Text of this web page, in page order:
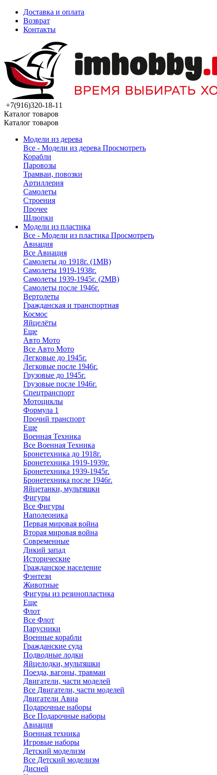
Доставка и оплата
Возврат
Контакты
+7(916)320-18-11
Каталог товаров
Каталог товаров
Модели из дерева
Все - Модели из дерева Просмотреть
Корабли
Паровозы
Трамваи, повозки
Артиллерия
Самолеты
Строения
Прочее
Шлюпки
Модели из пластика
Все - Модели из пластика Просмотреть
Авиация
Все Авиация
Самолеты до 1918г. (1МВ)
Самолеты 1919-1938г.
Самолеты 1939-1945г. (2МВ)
Самолеты после 1946г.
Вертолеты
Гражданская и транспортная
Космос
Яйцелёты
Еще
Авто Мото
Все Авто Мото
Легковые до 1945г.
Легковые после 1946г.
Грузовые до 1945г.
Грузовые после 1946г.
Спецтранспорт
Мотоциклы
Формула 1
Прочий транспорт
Еще
Военная Техника
Все Военная Техника
Бронетехника до 1918г.
Бронетехника 1919-1939г.
Бронетехника 1939-1945г.
Бронетехника после 1946г.
Яйцетанки, мультяшки
Фигуры
Все Фигуры
Наполеоника
Первая мировая война
Вторая мировая война
Современные
Дикий запад
Исторические
Гражданское население
Фэнтези
Животные
Фигуры из резинопластика
Еще
Флот
Все Флот
Парусники
Военные корабли
Гражданские суда
Подводные лодки
Яйцелодки, мультяшки
Поезда, вагоны, травмаи
Двигатели, части моделей
Все Двигатели, части моделей
Двигатели Авиа
Подарочные наборы
Все Подарочные наборы
Авиация
Военная техника
Игровые наборы
Детский моделизм
Все Детский моделизм
Дисней